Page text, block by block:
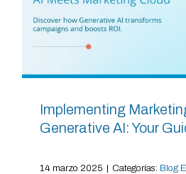
Implementing
Generative AI: Your
14 marzo 2025 | Categorías: Blog